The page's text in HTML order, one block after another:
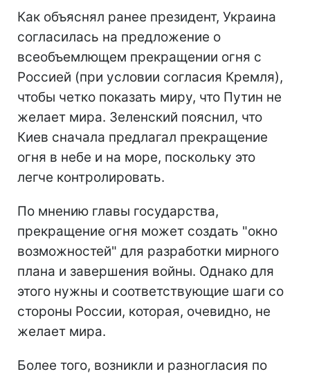
Как объяснял ранее президент, Украина
согласилась на предложение о
всеобъемлющем прекращении огня с
Россией (при условии согласия Кремля),
чтобы четко показать миру, что Путин не
желает мира. Зеленский пояснил, что
Киев сначала предлагал прекращение
огня в небе и на море, поскольку это
легче контролировать.
По мнению главы государства,
прекращение огня может создать "окно
возможностей" для разработки мирного
плана и завершения войны. Однако для
этого нужны и соответствующие шаги со
стороны России, которая, очевидно, не
желает мира.
Более того, возникли и разногласия по